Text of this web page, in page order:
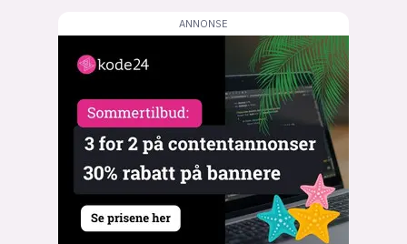
mørk modus
nyhetsbrev
kode24-klubben
LinkedIn
Bluesky
Facebook